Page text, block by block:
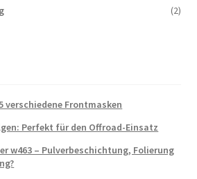
(2)
verschiedene Frontmasken
Perfekt für den Offroad-Einsatz
w463 – Pulverbeschichtung, Folierung